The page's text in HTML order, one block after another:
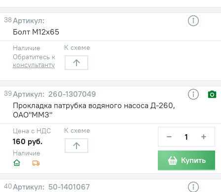
38
Болт М12х65
Наличие
Обратитесь к
консультанту
К схеме
39
260-1307049
Прокладка патрубка водяного насоса Д-260,
ОАО"ММЗ"
Наличие
Цена с НДС
160 руб.
К схеме − +
Купить
40
50-1401067